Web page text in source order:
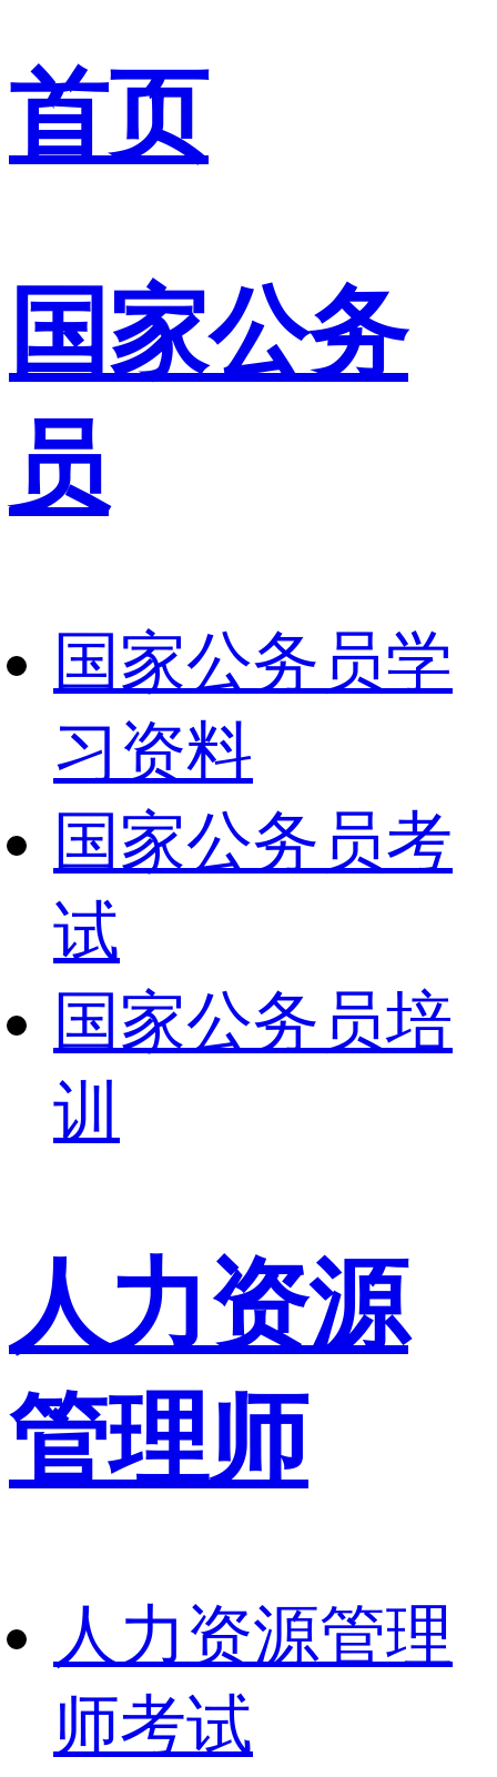
首页
国家公务
员
国家公务员学
习资料
国家公务员考
试
国家公务员培
训
人力资源
管理师
人力资源管理
师考试